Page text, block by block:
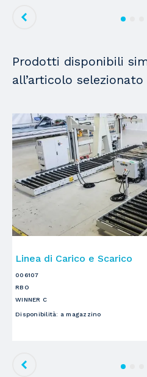
Prodotti disponibili
all’articolo selezionato
Linea di Carico e Scarico
006107
RBO
WINNER C
Disponibilità: a magazzino